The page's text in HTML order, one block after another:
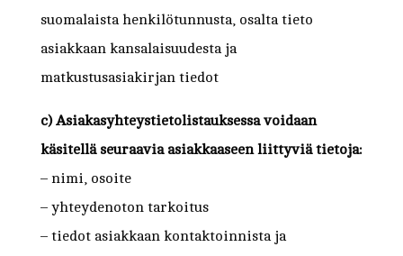
suomalaista henkilötunnusta, osalta tieto
asiakkaan kansalaisuudesta ja
matkustusasiakirjan tiedot
c) Asiakasyhteystietolistauksessa voidaan
käsitellä seuraavia asiakkaaseen liittyviä tietoja:
– nimi, osoite
– yhteydenoton tarkoitus
– tiedot asiakkaan kontaktoinnista ja